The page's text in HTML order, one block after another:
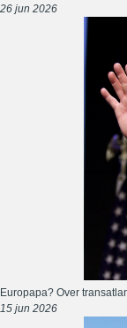
26 jun 2026
Europapa? Over
15 jun 2026